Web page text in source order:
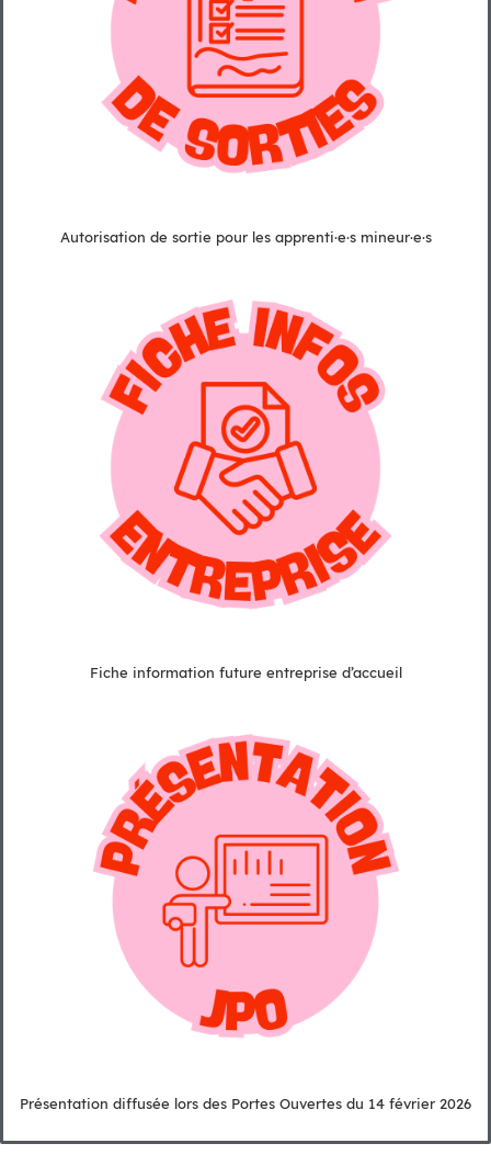
Autorisation de sortie pour les apprenti·e·s mineur·e·s
Fiche information future entreprise d’accueil
Présentation diffusée lors des Portes Ouvertes du 14 février 2026